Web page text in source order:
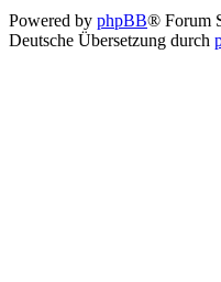
Powered by phpBB® Forum
Deutsche Übersetzung durch